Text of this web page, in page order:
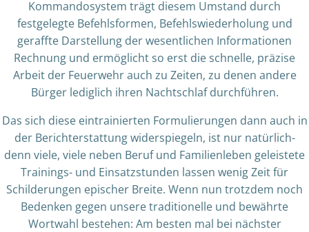
Kommandosystem trägt diesem Umstand durch
festgelegte Befehlsformen, Befehlswiederholung und
geraffte Darstellung der wesentlichen Informationen
Rechnung und ermöglicht so erst die schnelle, präzise
Arbeit der Feuerwehr auch zu Zeiten, zu denen andere
Bürger lediglich ihren Nachtschlaf durchführen.
Das sich diese eintrainierten Formulierungen dann auch in
der Berichterstattung widerspiegeln, ist nur natürlich-
denn viele, viele neben Beruf und Familienleben geleistete
Trainings- und Einsatzstunden lassen wenig Zeit für
Schilderungen epischer Breite. Wenn nun trotzdem noch
Bedenken gegen unsere traditionelle und bewährte
Wortwahl bestehen: Am besten mal bei nächster